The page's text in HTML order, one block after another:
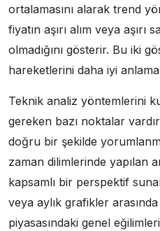
ortalamasını alarak trend
fiyatın aşırı alım veya aşırı
olmadığını gösterir. Bu iki
hareketlerini daha iyi
Teknik analiz yöntemlerini
gereken bazı noktalar
doğru bir şekilde
zaman dilimlerinde yapılan
kapsamlı bir perspektif
veya aylık grafikler
piyasasındaki genel